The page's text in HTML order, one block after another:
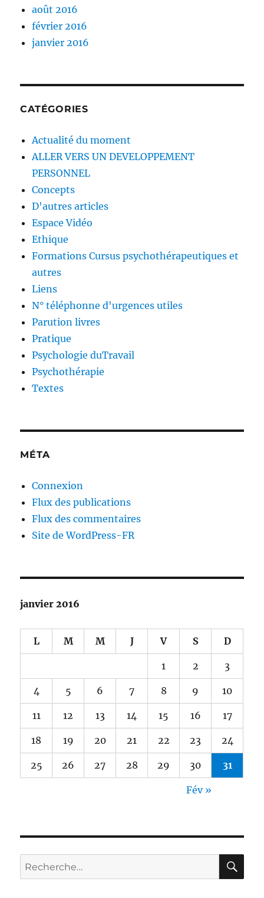
août 2016
février 2016
janvier 2016
CATÉGORIES
Actualité du moment
ALLER VERS UN DEVELOPPEMENT
PERSONNEL
Concepts
D'autres articles
Espace Vidéo
Ethique
Formations Cursus psychothérapeutiques et
autres
Liens
N° téléphonne d'urgences utiles
Parution livres
Pratique
Psychologie duTravail
Psychothérapie
Textes
MÉTA
Connexion
Flux des publications
Flux des commentaires
Site de WordPress-FR
janvier 2016
L M M J V S D
1 2 3
4 5 6 7 8 9 10
11 12 13 14 15 16 17
18 19 20 21 22 23 24
25 26 27 28 29 30 31
Fév »
Recherche
pour :